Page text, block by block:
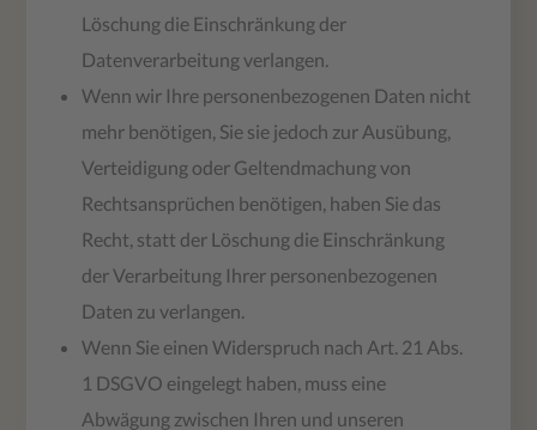
Löschung die Einschränkung der
Datenverarbeitung verlangen.
Wenn wir Ihre personenbezogenen Daten nicht
mehr benötigen, Sie sie jedoch zur Ausübung,
Verteidigung oder Geltendmachung von
Rechtsansprüchen benötigen, haben Sie das
Recht, statt der Löschung die Einschränkung
der Verarbeitung Ihrer personenbezogenen
Daten zu verlangen.
Wenn Sie einen Widerspruch nach Art. 21 Abs.
1 DSGVO eingelegt haben, muss eine
Abwägung zwischen Ihren und unseren